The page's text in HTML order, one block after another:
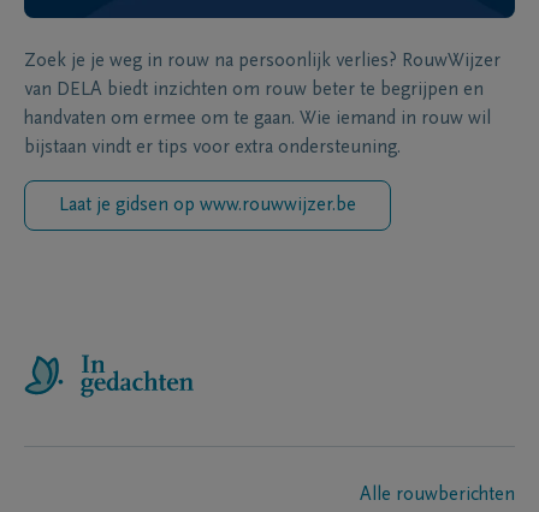
Zoek je je weg in rouw na persoonlijk verlies? RouwWijzer
van DELA biedt inzichten om rouw beter te begrijpen en
handvaten om ermee om te gaan. Wie iemand in rouw wil
bijstaan vindt er tips voor extra ondersteuning.
Laat je gidsen op www.rouwwijzer.be
Alle rouwberichten